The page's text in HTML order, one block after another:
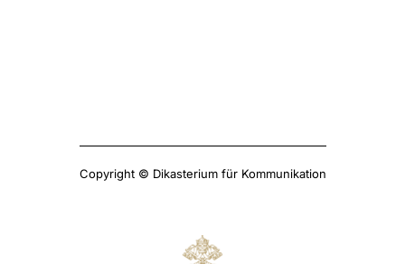
Copyright © Dikasterium für Kommunikation